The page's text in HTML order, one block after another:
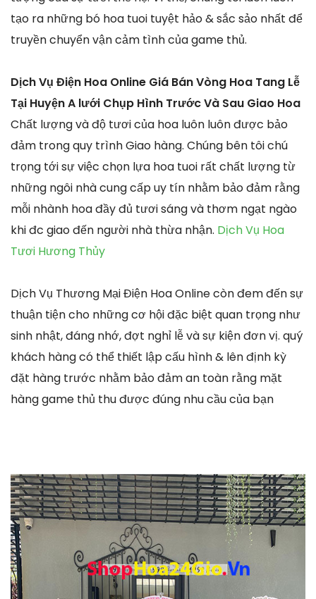
tạo ra những bó hoa tuoi tuyệt hảo & sắc sảo nhất để
truyền chuyển vận cảm tình của game thủ.
Dịch Vụ Điện Hoa Online Giá Bán Vòng Hoa Tang Lễ
Tại Huyện A lưới Chụp Hình Trước Và Sau Giao Hoa
Chất lượng và độ tươi của hoa luôn luôn được bảo
đảm trong quy trình Giao hàng. Chúng bên tôi chú
trọng tới sự việc chọn lựa hoa tuoi rất chất lượng từ
những ngôi nhà cung cấp uy tín nhằm bảo đảm rằng
mỗi nhành hoa đầy đủ tươi sáng và thơm ngạt ngào
khi đc giao đến người nhà thừa nhận. Dịch Vụ Hoa
Tươi Hương Thủy
Dịch Vụ Thương Mại Điện Hoa Online còn đem đến sự
thuận tiện cho những cơ hội đặc biệt quan trọng như
sinh nhật, đáng nhớ, đợt nghỉ lễ và sự kiện đơn vị. quý
khách hàng có thể thiết lập cấu hình & lên định kỳ
đặt hàng trước nhằm bảo đảm an toàn rằng mặt
hàng game thủ thu được đúng nhu cầu của bạn